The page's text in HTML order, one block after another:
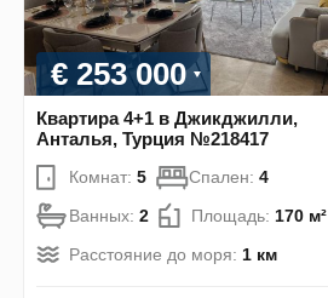
€ 253 000
Квартира 4+1 в Джикджилли,
Анталья, Турция №218417
Комнат: 5 Спален: 4
Ванных: 2 Площадь: 170 м²
Расстояние до моря: 1 км